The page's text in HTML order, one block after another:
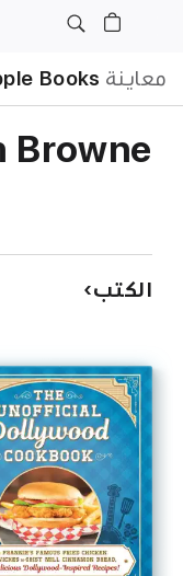
معاينة Books
Browne
الكتب